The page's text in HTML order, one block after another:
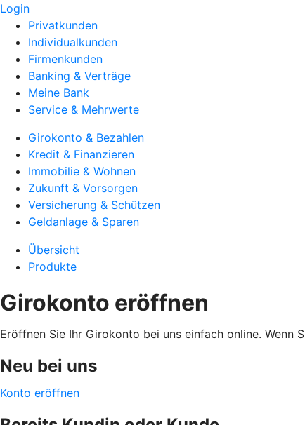
Login
Privatkunden
Individualkunden
Firmenkunden
Banking & Verträge
Meine Bank
Service & Mehrwerte
Girokonto & Bezahlen
Kredit & Finanzieren
Immobilie & Wohnen
Zukunft & Vorsorgen
Versicherung & Schützen
Geldanlage & Sparen
Übersicht
Produkte
Girokonto eröffnen
Eröffnen Sie Ihr Girokonto bei uns einfach online. Wenn
Neu bei uns
Konto eröffnen